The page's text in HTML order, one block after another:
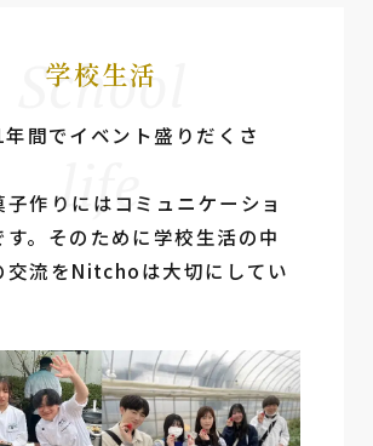
学校生活
School
life
間でイベント盛りだくさ
⼦作りにはコミュニケーショ
す。そのために学校⽣活の中
交流をNitchoは⼤切にしてい